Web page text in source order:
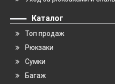
Каталог
Топ продаж
Рюкзаки
Сумки
Багаж